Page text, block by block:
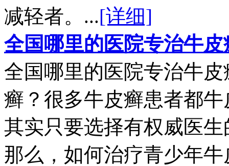
减轻者。...[详细]
全国哪里的医院专治牛皮
全国哪里的医院专治牛
癣？很多牛皮癣患者都
其实只要选择有权威医
那么，如何治疗青少年